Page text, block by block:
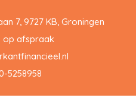
7, 9727 KB, Groningen
op afspraak
5258958